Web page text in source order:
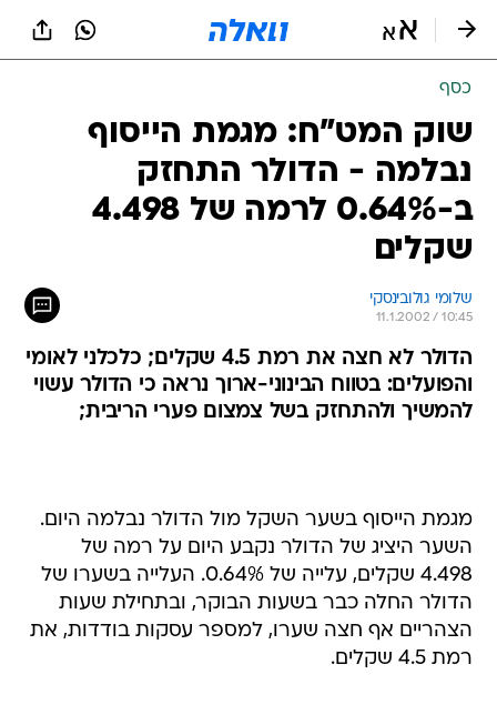
כסף
שוק המט"ח: מגמת הייסוף
נבלמה - הדולר התחזק
ב-0.64% לרמה של 4.498
שקלים
שלומי גולובינסקי
11.1.2002 / 10:45
הדולר לא חצה את רמת 4.5 שקלים; כלכלני לאומי
והפועלים: בטווח הבינוני-ארוך נראה כי הדולר עשוי
להמשיך ולהתחזק בשל צמצום פערי הריבית;
מגמת הייסוף בשער השקל מול הדולר נבלמה היום.
השער היציג של הדולר נקבע היום על רמה של
4.498 שקלים, עלייה של 0.64%. העלייה בשערו של
הדולר החלה כבר בשעות הבוקר, ובתחילת שעות
הצהריים אף חצה שערו, למספר עסקות בודדות, את
רמת 4.5 שקלים.